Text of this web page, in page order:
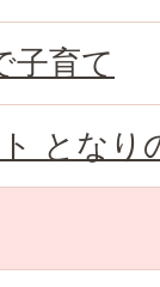
子育て
となり